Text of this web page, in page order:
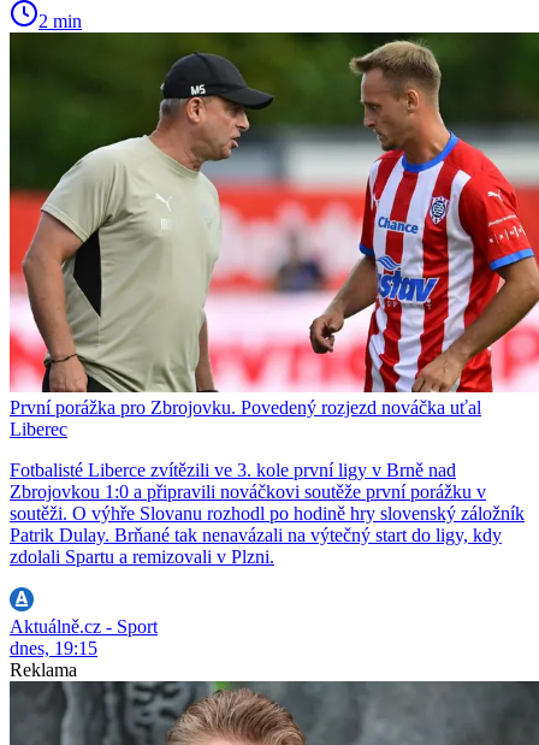
2 min
První porážka pro Zbrojovku. Povedený rozjezd nováčka uťal
Liberec
Fotbalisté Liberce zvítězili ve 3. kole první ligy v Brně nad
Zbrojovkou 1:0 a připravili nováčkovi soutěže první porážku v
soutěži. O výhře Slovanu rozhodl po hodině hry slovenský záložník
Patrik Dulay. Brňané tak nenavázali na výtečný start do ligy, kdy
zdolali Spartu a remizovali v Plzni.
Aktuálně.cz - Sport
dnes, 19:15
Reklama